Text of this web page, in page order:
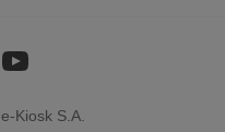
e-Kiosk S.A.